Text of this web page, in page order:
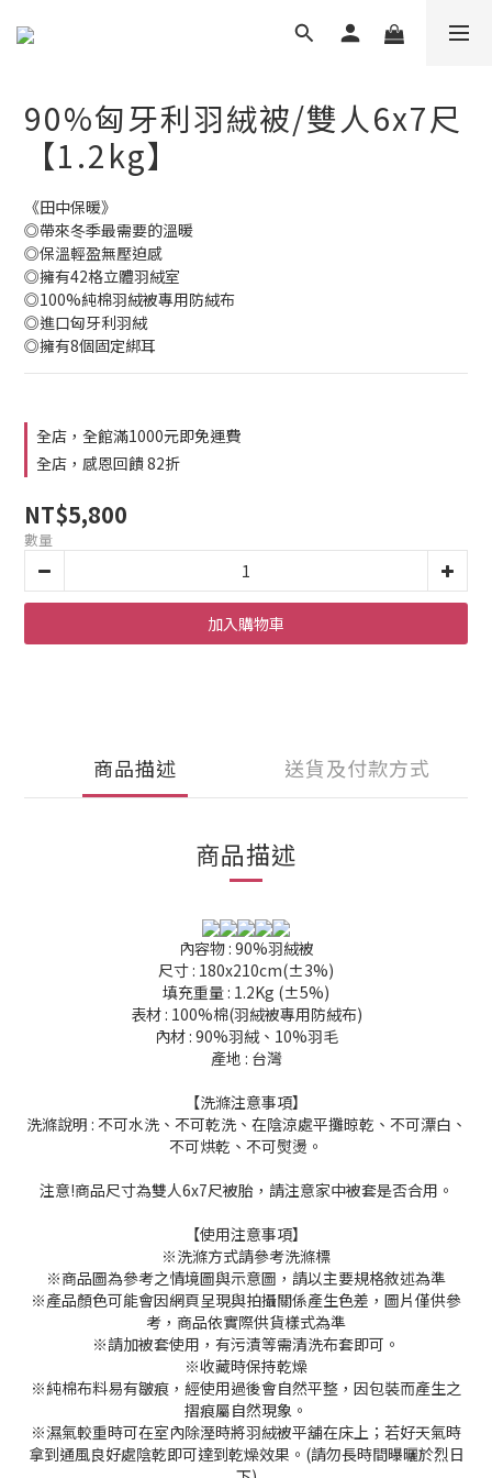
90%匈牙利羽絨被/雙人6x7尺
【1.2kg】
《田中保暖》
◎帶來冬季最需要的溫暖
◎保溫輕盈無壓迫感
◎擁有42格立體羽絨室
◎100%純棉羽絨被專用防絨布
◎進口匈牙利羽絨
◎擁有8個固定綁耳
全店，全館滿1000元即免運費
全店，感恩回饋 82折
NT$5,800
數量
加入購物車
商品描述 送貨及付款方式
商品描述
內容物 : 90%羽絨被
尺寸 : 180x210cm(±3%)
填充重量 : 1.2Kg (±5%)
表材 : 100%棉(羽絨被專用防絨布)
內材 : 90%羽絨、10%羽毛
產地 : 台灣
【洗滌注意事項】
洗滌說明 : 不可水洗、不可乾洗、在陰涼處平攤晾乾、不可漂白、
不可烘乾、不可熨燙。
注意!商品尺寸為雙人6x7尺被胎，請注意家中被套是否合用。
【使用注意事項】
※洗滌方式請參考洗滌標
※商品圖為參考之情境圖與示意圖，請以主要規格敘述為準
※產品顏色可能會因網頁呈現與拍攝關係產生色差，圖片僅供參
考，商品依實際供貨樣式為準
※請加被套使用，有污漬等需清洗布套即可。
※收藏時保持乾燥
※純棉布料易有皺痕，經使用過後會自然平整，因包裝而產生之
摺痕屬自然現象。
※濕氣較重時可在室內除溼時將羽絨被平舖在床上；若好天氣時
拿到通風良好處陰乾即可達到乾燥效果。(請勿長時間曝曬於烈日